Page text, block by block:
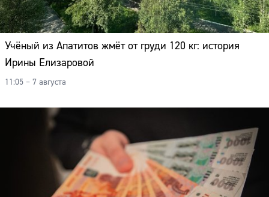
Учёный из Апатитов жмёт от груди 120 кг: история
Ирины Елизаровой
11:05 – 7 августа